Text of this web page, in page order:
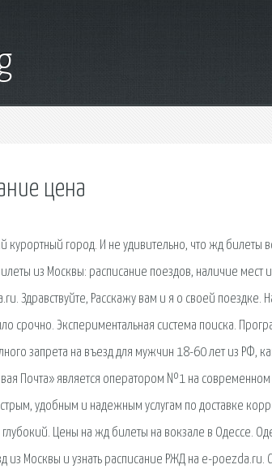
цена
город. И не удивительно, что жд билеты
из Москвы: расписание поездов, наличие мест и
Здравствуйте, Расскажу вам и я о своей поездке.
срочно. Экспериментальная система поиска.
запрета на въезд для мужчин 18-60 лет из РФ,
Почта» является оператором №1 на
удобным и надежным услугам по доставке
Цены на жд билеты на вокзале в Одессе.
из Москвы и узнать расписание РЖД на e-poezda.ru.